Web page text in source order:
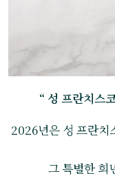
“ 성 프란치스
2026년은 성 프란치
그 특별한 희